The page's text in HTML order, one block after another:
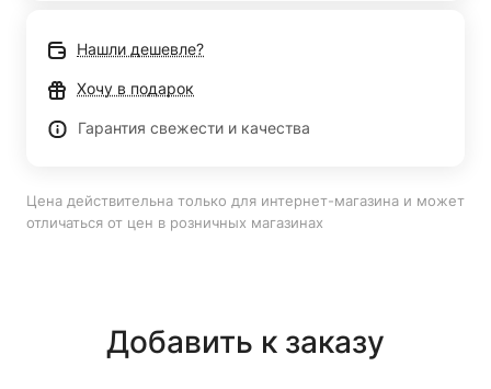
Нашли дешевле?
Хочу в подарок
Гарантия свежести и качества
Цена действительна только для интернет-магазина и может
отличаться от цен в розничных магазинах
Добавить к заказу